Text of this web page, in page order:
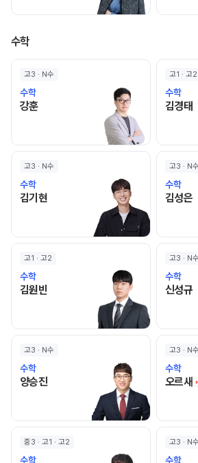
수학
고3 · N수
수학
강훈강훈 선생님 홈 바로가기
고1 · 고2
수학
김경태
고3 · N수
수학
김기현김기현 선생님 홈 바로가기
고3 · N수
수학
김성은
고1 · 고2
수학
김원빈 김원빈 선생님 홈 바로가기
고3 · N수
수학
신성규
고3 · N수
수학
양승진양승진 선생님 홈 바로가기
고3 · N수
수학
오르새
중3 · 고1 · 고2
수학
고3 · N수
수학